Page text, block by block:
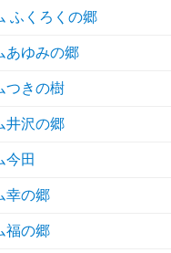
ふくろくの郷
あゆみの郷
つきの樹
井沢の郷
今田
幸の郷
福の郷